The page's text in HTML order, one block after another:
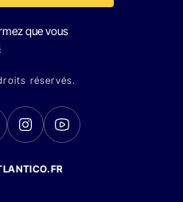
que vous
réservés.